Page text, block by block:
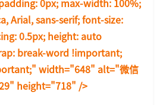
0px; max-width: 100%;
Arial, sans-serif; font-size:
0.5px; height: auto
break-word !important;
width="648" alt="微信
height="718" />